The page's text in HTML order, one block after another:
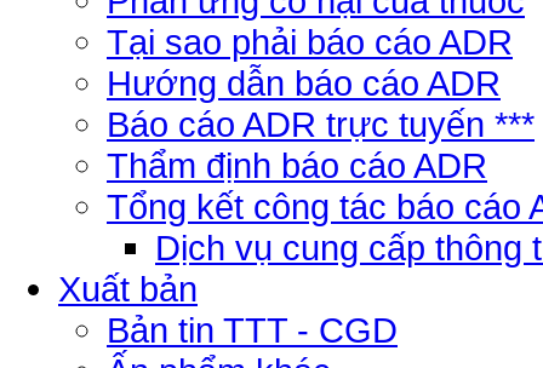
Tại sao phải báo cáo ADR
Hướng dẫn báo cáo ADR
Báo cáo ADR trực tuyến ***
Thẩm định báo cáo ADR
Tổng kết công tác báo cáo
Dịch vụ cung cấp thông
Xuất bản
Bản tin TTT - CGD